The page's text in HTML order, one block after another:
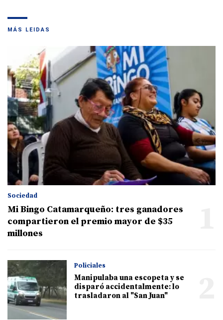
MÁS LEIDAS
Sociedad
Mi Bingo Catamarqueño: tres ganadores
compartieron el premio mayor de $35
millones
Policiales
Manipulaba una escopeta y se
disparó accidentalmente: lo
trasladaron al "San Juan"